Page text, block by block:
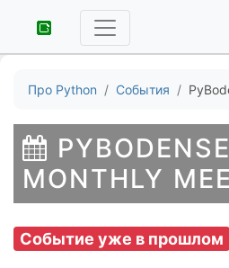
Про Python События
MONTHLY
Событие уже в прошлом